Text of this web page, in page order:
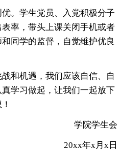
。学生党员、入党积极分子
率，带头上课关闭手机或者
同学的监督，自觉维护优良
和机遇，我们应该自信、自
学习做起，让我们一起放下
学院学生会
20xx年x月x日